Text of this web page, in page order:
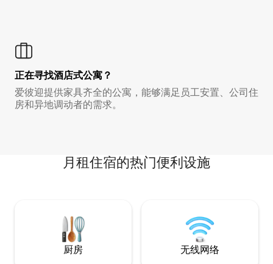
正在寻找酒店式公寓？
爱彼迎提供家具齐全的公寓，能够满足员工安置、公司住
房和异地调动者的需求。
月租住宿的热门便利设施
厨房 无线网络